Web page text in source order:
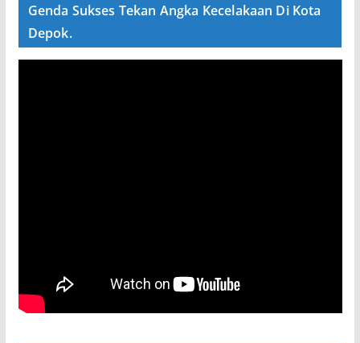
Genda Sukses Tekan Angka Kecelakaan Di Kota
Depok.